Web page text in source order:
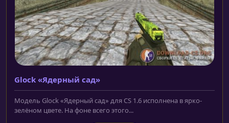
Glock «Ядерный сад»
Модель Glock «Ядерный сад» для CS 1.6 исполнена в ярко-
зелёном цвете. На фоне всего этого...